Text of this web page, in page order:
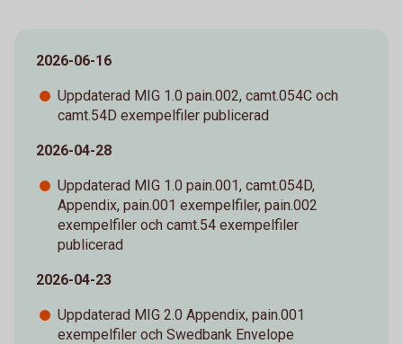
2026-06-16
Uppdaterad MIG 1.0 pain.002, camt.054C och
camt.54D exempelfiler publicerad
2026-04-28
Uppdaterad MIG 1.0 pain.001, camt.054D,
Appendix, pain.001 exempelfiler, pain.002
exempelfiler och camt.54 exempelfiler
publicerad
2026-04-23
Uppdaterad MIG 2.0 Appendix, pain.001
exempelfiler och Swedbank Envelope